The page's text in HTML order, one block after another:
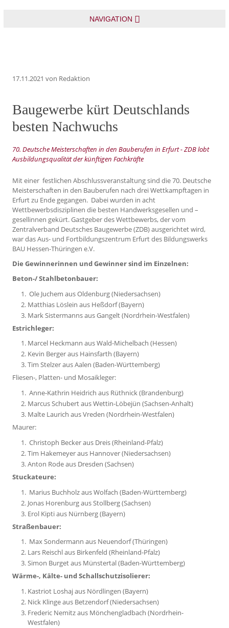
NAVIGATION
17.11.2021 von Redaktion
Baugewerbe kürt Deutschlands
besten Nachwuchs
70. Deutsche Meisterschaften in den Bauberufen in Erfurt - ZDB lobt
Ausbildungsqualität der künftigen Fachkräfte
Mit einer festlichen Abschlussveranstaltung sind die 70. Deutsche
Meisterschaften in den Bauberufen nach drei Wettkampftagen in
Erfurt zu Ende gegangen. Dabei wurden in acht
Wettbewerbsdisziplinen die besten Handwerksgesellen und –
gesellinnen gekürt. Gastgeber des Wettbewerbs, der vom
Zentralverband Deutsches Baugewerbe (ZDB) ausgerichtet wird,
war das Aus- und Fortbildungszentrum Erfurt des Bildungswerks
BAU Hessen-Thüringen e.V.
Die Gewinnerinnen und Gewinner sind im Einzelnen:
Beton-/ Stahlbetonbauer:
Ole Juchem aus Oldenburg (Niedersachsen)
Matthias Löslein aus Heßdorf (Bayern)
Mark Sistermanns aus Gangelt (Nordrhein-Westfalen)
Estrichleger:
Marcel Heckmann aus Wald-Michelbach (Hessen)
Kevin Berger aus Hainsfarth (Bayern)
Tim Stelzer aus Aalen (Baden-Württemberg)
Fliesen-, Platten- und Mosaikleger:
Anne-Kathrin Heidrich aus Rüthnick (Brandenburg)
Marcus Schubert aus Wettin-Löbejün (Sachsen-Anhalt)
Malte Laurich aus Vreden (Nordrhein-Westfalen)
Maurer:
Christoph Becker aus Dreis (Rheinland-Pfalz)
Tim Hakemeyer aus Hannover (Niedersachsen)
Anton Rode aus Dresden (Sachsen)
Stuckateure:
Marius Buchholz aus Wolfach (Baden-Württemberg)
Jonas Horenburg aus Stollberg (Sachsen)
Erol Kipti aus Nürnberg (Bayern)
Straßenbauer:
Max Sondermann aus Neuendorf (Thüringen)
Lars Reischl aus Birkenfeld (Rheinland-Pfalz)
Simon Burget aus Münstertal (Baden-Württemberg)
Wärme-, Kälte- und Schallschutzisolierer:
Kastriot Loshaj aus Nördlingen (Bayern)
Nick Klinge aus Betzendorf (Niedersachsen)
Frederic Nemitz aus Mönchengladbach (Nordrhein-
Westfalen)